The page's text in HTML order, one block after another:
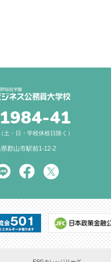
41
・日・学校休校日除く）
郡山市駅前1-12-2